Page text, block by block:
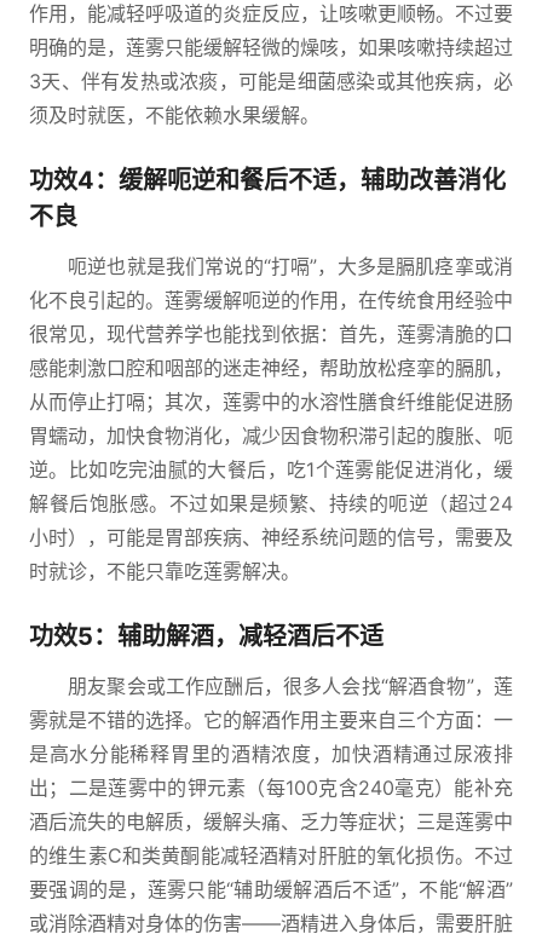
作用，能减轻呼吸道的炎症反应，让咳嗽更顺畅。不过要
明确的是，莲雾只能缓解轻微的燥咳，如果咳嗽持续超过
3天、伴有发热或浓痰，可能是细菌感染或其他疾病，必
须及时就医，不能依赖水果缓解。
功效4：缓解呃逆和餐后不适，辅助改善消化
不良
呃逆也就是我们常说的“打嗝”，大多是膈肌痉挛或消
化不良引起的。莲雾缓解呃逆的作用，在传统食用经验中
很常见，现代营养学也能找到依据：首先，莲雾清脆的口
感能刺激口腔和咽部的迷走神经，帮助放松痉挛的膈肌，
从而停止打嗝；其次，莲雾中的水溶性膳食纤维能促进肠
胃蠕动，加快食物消化，减少因食物积滞引起的腹胀、呃
逆。比如吃完油腻的大餐后，吃1个莲雾能促进消化，缓
解餐后饱胀感。不过如果是频繁、持续的呃逆（超过24
小时），可能是胃部疾病、神经系统问题的信号，需要及
时就诊，不能只靠吃莲雾解决。
功效5：辅助解酒，减轻酒后不适
朋友聚会或工作应酬后，很多人会找“解酒食物”，莲
雾就是不错的选择。它的解酒作用主要来自三个方面：一
是高水分能稀释胃里的酒精浓度，加快酒精通过尿液排
出；二是莲雾中的钾元素（每100克含240毫克）能补充
酒后流失的电解质，缓解头痛、乏力等症状；三是莲雾中
的维生素C和类黄酮能减轻酒精对肝脏的氧化损伤。不过
要强调的是，莲雾只能“辅助缓解酒后不适”，不能“解酒”
或消除酒精对身体的伤害——酒精进入身体后，需要肝脏